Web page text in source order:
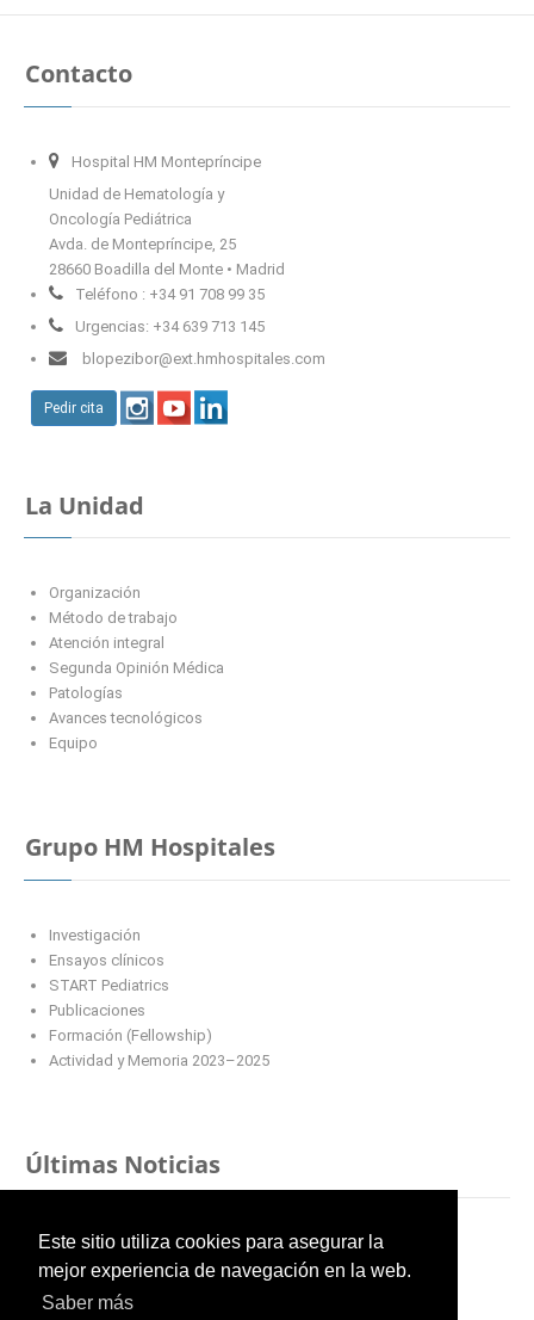
Este sitio utiliza cookies para asegurar la
mejor experiencia de navegación en la web.
Saber más
Contacto
Hospital HM Montepríncipe
Unidad de Hematología y
Oncología Pediátrica
Avda. de Montepríncipe, 25
28660 Boadilla del Monte • Madrid
Teléfono : +34 91 708 99 35
Urgencias: +34 639 713 145
blopezibor@ext.hmhospitales.com
Pedir cita
La Unidad
Organización
Método de trabajo
Atención integral
Segunda Opinión Médica
Patologías
Avances tecnológicos
Equipo
Grupo HM Hospitales
Investigación
Ensayos clínicos
START Pediatrics
Publicaciones
Formación (Fellowship)
Actividad y Memoria 2023–2025
Últimas Noticias
Sexo y pudor indestructible
Cuando la gratitud se cuela por la ventana